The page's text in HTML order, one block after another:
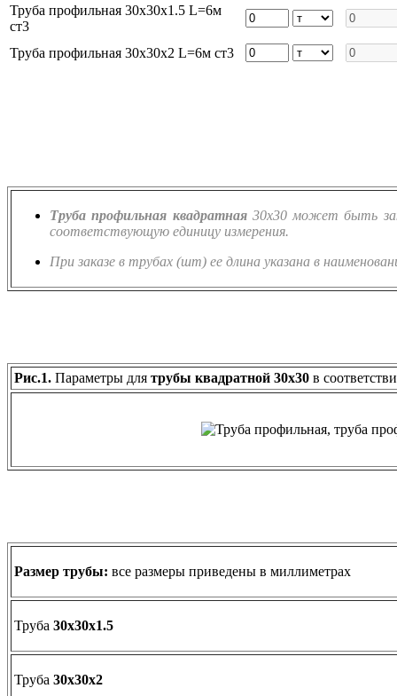
Труба профильная 30х30х1.5 L=6м
ст3
Труба профильная 30х30х2 L=6м ст3
Труба профильная квадратная30х30 может быть
соответствующую единицу измерения.
При заказе в трубах (шт) ее длина указана в
Рис.1. Параметры для трубы квадратной 30х30 в
Размер трубы: все размеры приведены в миллиметрах
Труба 30х30х1.5
Труба 30х30х2